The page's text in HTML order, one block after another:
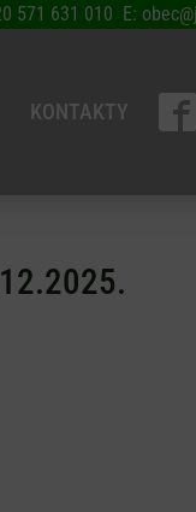
571 631 010 E:
KONTAKTY